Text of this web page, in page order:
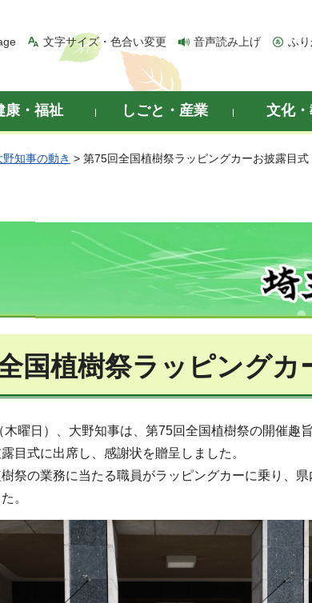
文字サイズ・色合い変更 音声読み上げ ふ
康・福祉 しごと・産業 文化
野知事の動き > 第75回全国植樹祭ラッピングカーお披露目式
国植樹祭ラッピングカ
曜日）、大野知事は、第75回全国植樹祭の開催趣
目式に出席し、感謝状を贈呈しました。
祭の業務に当たる職員がラッピングカーに乗り、
。